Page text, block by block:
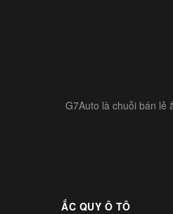
G7Auto là chuỗi bán lẻ
ẮC QUY Ô TÔ